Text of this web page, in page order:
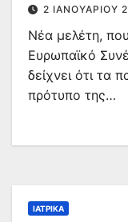
2 ΙΑΝΟΥΑΡΊΟΥ
Νέα μελέτη,
Ευρωπαϊκό
δείχνει ότι τα
πρότυπο της…
ΙΑΤΡΙΚΆ